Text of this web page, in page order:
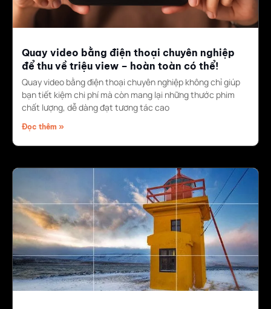
Quay video bằng điện thoại chuyên nghiệp
để thu về triệu view – hoàn toàn có thể!
Quay video bằng điện thoại chuyên nghiệp không chỉ giúp
bạn tiết kiệm chi phí mà còn mang lại những thước phim
chất lượng, dễ dàng đạt tương tác cao
Đọc thêm »